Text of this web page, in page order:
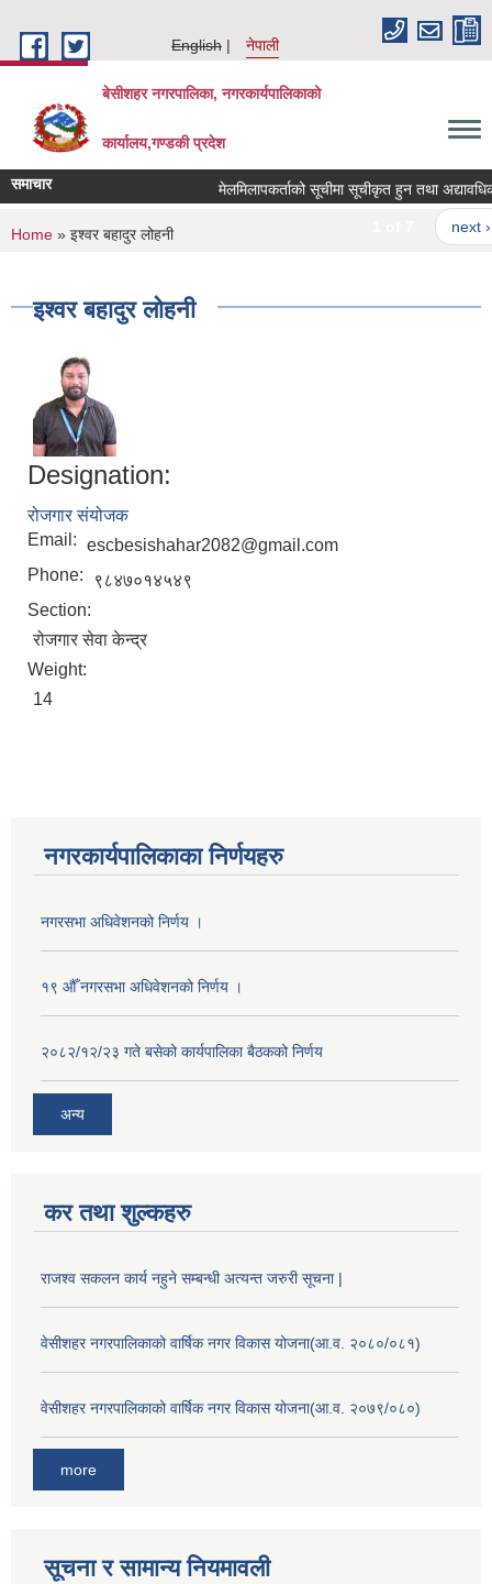
English
नेपाली
बेसीशहर नगरपालिका, नगरकार्यपालिकाको
कार्यालय,गण्डकी प्रदेश
समाचार मेलमिलापकर्ताको सूचीमा सूचीकृत हुन तथा अद्यावधिक
next ›
You are here
Home » इश्वर बहादुर लोहनी
इश्वर बहादुर लोहनी
Designation:
रोजगार संयोजक
Email: escbesishahar2082@gmail.com
Phone:
९८४७०१४५४९
Section:
रोजगार सेवा केन्द्र
Weight:
14
नगरकार्यपालिकाका निर्णयहरु
नगरसभा अधिवेशनको निर्णय ।
१९ औँ नगरसभा अधिवेशनको निर्णय ।
२०८२/१२/२३ गते बसेको कार्यपालिका बैठकको निर्णय
अन्य
कर तथा शुल्कहरु
राजश्व सकलन कार्य नहुने सम्बन्धी अत्यन्त जरुरी सूचना |
वेसीशहर नगरपालिकाको वार्षिक नगर विकास योजना(आ.व. २०८०/०८१)
वेसीशहर नगरपालिकाको वार्षिक नगर विकास योजना(आ.व. २०७९/०८०)
more
सूचना र सामान्य नियमावली